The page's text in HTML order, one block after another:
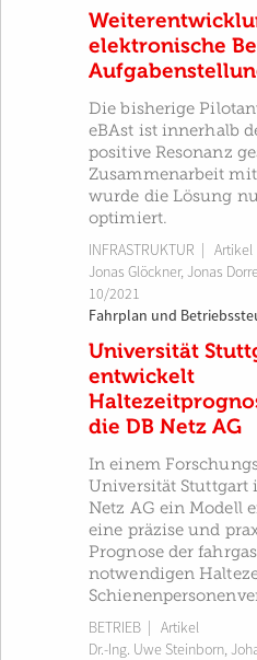
elektronische
Die bisherige
eBAst ist innerhalb
positive Resonanz
Zusammenarbeit
wurde die Lösung
optimiert.
INFRASTRUKTUR | Artikel
Jonas Glöckner,Jonas
10/2021
Fahrplan und
Universität
entwickelt
die DB Netz AG
In einem
Universität Stuttgart
Netz AG ein Modell
eine präzise und
Prognose der
notwendigen
BETRIEB | Artikel
Dr.-Ing. Uwe Steinborn,